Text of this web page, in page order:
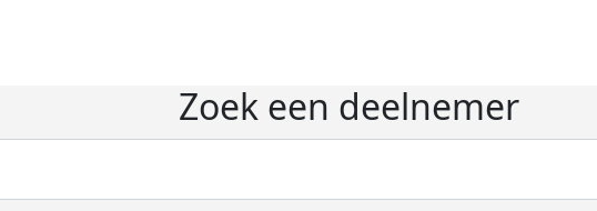
Zoek een deelnemer